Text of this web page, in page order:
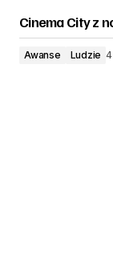
Cinema City z
Awanse Ludzie